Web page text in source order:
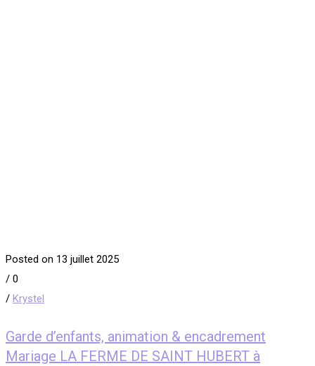
Posted on 13 juillet 2025
/ 0
/ Krystel
Garde d’enfants, animation & encadrement
Mariage LA FERME DE SAINT HUBERT à